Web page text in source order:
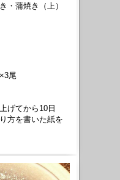
・蒲焼き（上）
尾
げてから10日
方を書いた紙を